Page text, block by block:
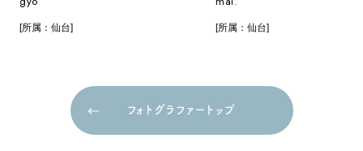
[所属：仙台] [所属：仙台]
フォトグラファートップ